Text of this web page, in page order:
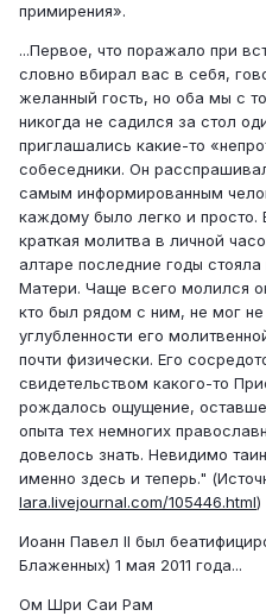
примирения».
...Первое, что поражало при
словно вбирал вас в себя,
желанный гость, но оба мы с
никогда не садился за стол
приглашались какие-то
собеседники. Он
самым информированным
каждому было легко и просто.
краткая молитва в личной
алтаре последние годы
Матери. Чаще всего молился
кто был рядом с ним, не мог не
углубленности его
почти физически. Его
свидетельством какого-то
рождалось ощущение,
опыта тех немногих
довелось знать. Невидимо
именно здесь и теперь."
lara.livejournal.com/105446.html)
Иоанн Павел II был
Блаженных) 1 мая 2011 года...
Ом Шри Саи Рам